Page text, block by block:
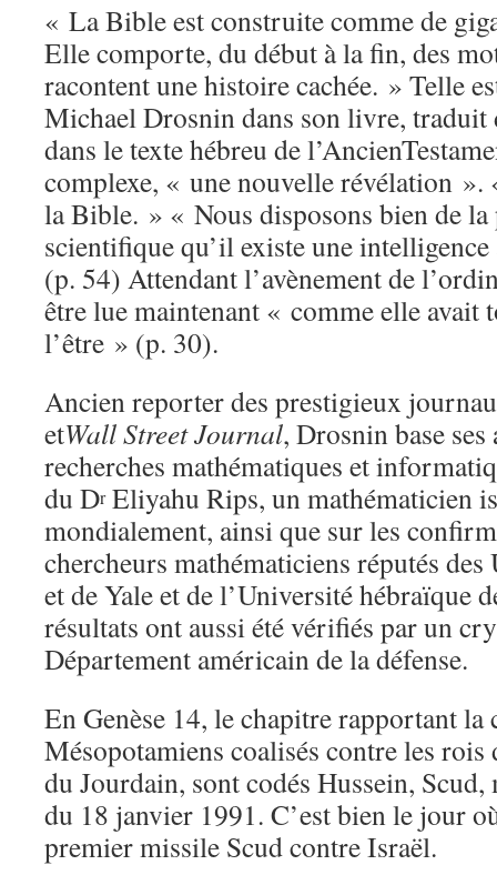
« La Bible est construite comme de
Elle comporte, du début à la fin, des
racontent une histoire cachée. » Telle
Michael Drosnin dans son livre, traduit
dans le texte hébreu de
complexe, « une nouvelle révélation
la Bible. » « Nous disposons bien de la
scientifique qu’il existe une
(p. 54) Attendant l’avènement de
être lue maintenant « comme elle avait
l’être » (p. 30).
Ancien reporter des prestigieux
etWall Street Journal, Drosnin base
recherches mathématiques et
du DrEliyahu Rips, un mathématicien
mondialement, ainsi que sur les
chercheurs mathématiciens réputés
et de Yale et de l’Université hébraïque
résultats ont aussi été vérifiés par un
Département américain de la défense.
En Genèse 14, le chapitre rapportant
Mésopotamiens coalisés contre les rois
du Jourdain, sont codés Hussein, Scud,
du 18 janvier 1991. C’est bien le jour
premier missile Scud contre Israël.